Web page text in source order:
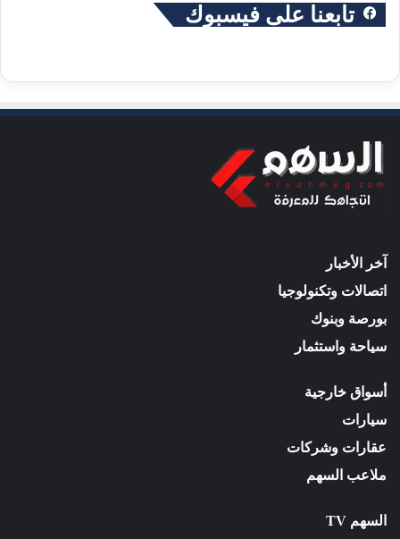
تابعنا على فيسبوك
آخر الأخبار
اتصالات وتكنولوجيا
بورصة وبنوك
سياحة واستثمار
أسواق خارجية
سيارات
عقارات وشركات
ملاعب السهم
السهم TV